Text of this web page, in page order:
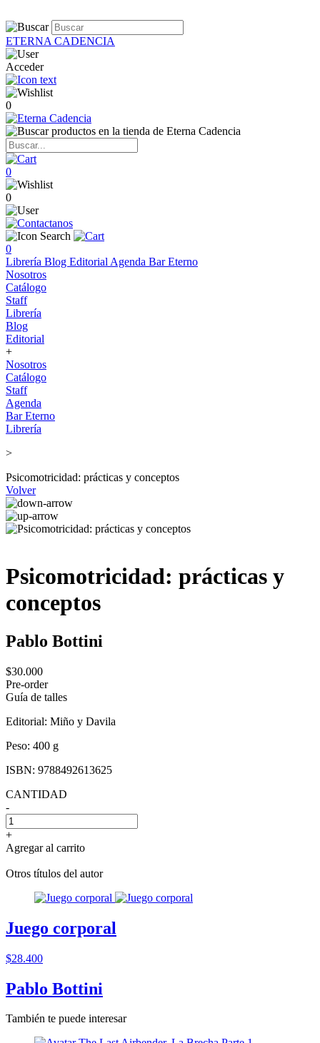
ETERNA CADENCIA
Acceder
0
0
0
0
Librería Blog Editorial Agenda Bar Eterno
Nosotros
Catálogo
Staff
Librería
Blog
Editorial
+
Nosotros
Catálogo
Staff
Agenda
Bar Eterno
Librería
>
Psicomotricidad: prácticas y conceptos
Volver
Psicomotricidad: prácticas y
conceptos
Pablo Bottini
$30.000
Pre-order
Guía de talles
Editorial: Miño y Davila
Peso: 400 g
ISBN: 9788492613625
CANTIDAD
-
+
Agregar al carrito
Otros títulos del autor
Juego corporal
$28.400
Pablo Bottini
También te puede interesar